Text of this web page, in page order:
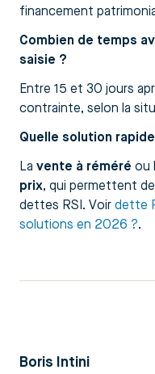
financement
Combien de temps
saisie ?
Entre 15 et 30 jours
contrainte, selon la
Quelle solution
La vente à réméré ou
prix, qui permettent
dettes RSI. Voir dette
solutions en 2026 ?.
Boris Intini